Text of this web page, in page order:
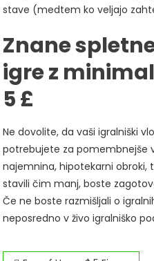
stave (medtem ko veljajo
Znane
igre z
5 £
Ne dovolite, da vaši igralniški
potrebujete za pomembnejše
najemnina, hipotekarni obroki,
stavili čim manj, boste
Če ne boste razmišljali o
neposredno v živo igralniško